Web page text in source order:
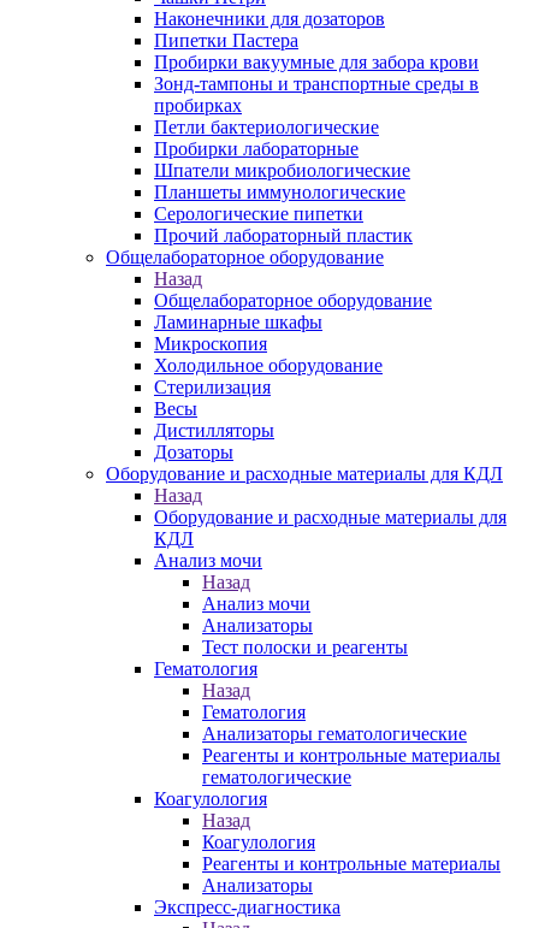
Наконечники для дозаторов
Пипетки Пастера
Пробирки вакуумные для забора крови
Зонд-тампоны и транспортные среды в
пробирках
Петли бактериологические
Пробирки лабораторные
Шпатели микробиологические
Планшеты иммунологические
Серологические пипетки
Прочий лабораторный пластик
Общелабораторное оборудование
Назад
Общелабораторное оборудование
Ламинарные шкафы
Микроскопия
Холодильное оборудование
Стерилизация
Весы
Дистилляторы
Дозаторы
Оборудование и расходные материалы для КДЛ
Назад
Оборудование и расходные материалы для
КДЛ
Анализ мочи
Назад
Анализ мочи
Анализаторы
Тест полоски и реагенты
Гематология
Назад
Гематология
Анализаторы гематологические
Реагенты и контрольные материалы
гематологические
Коагулология
Назад
Коагулология
Реагенты и контрольные материалы
Анализаторы
Экспресс-диагностика